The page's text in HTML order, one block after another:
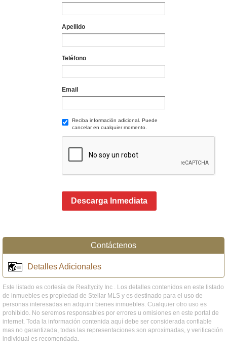
Apellido
Teléfono
Email
Reciba información adicional. Puede
cancelar en cualquier momento.
Descarga Inmediata
Contáctenos
Detalles Adicionales
Este listado es cortesía de Realtycity Inc . Los detalles contenidos en este listado
de inmuebles es propiedad de Stellar MLS y es destinado para el uso de
personas interesadas en adquirir bienes inmuebles. Cualquier otro uso es
prohibido. No seremos responsables por errores u omisiones en este portal de
internet. Toda la información contenida aquí debe ser considerada confiable
mas no garantizada, todas las representaciones son aproximadas, y verificación
individual es recomendada.